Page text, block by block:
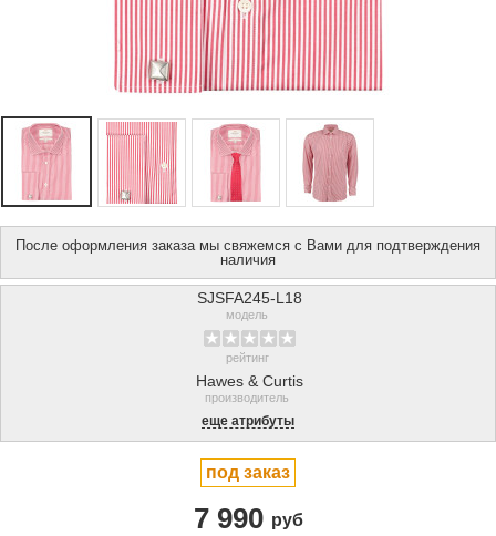
После оформления заказа мы свяжемся с Вами для подтверждения
наличия
SJSFA245-L18
модель
рейтинг
Hawes & Curtis
производитель
еще атрибуты
под заказ
7 990 руб